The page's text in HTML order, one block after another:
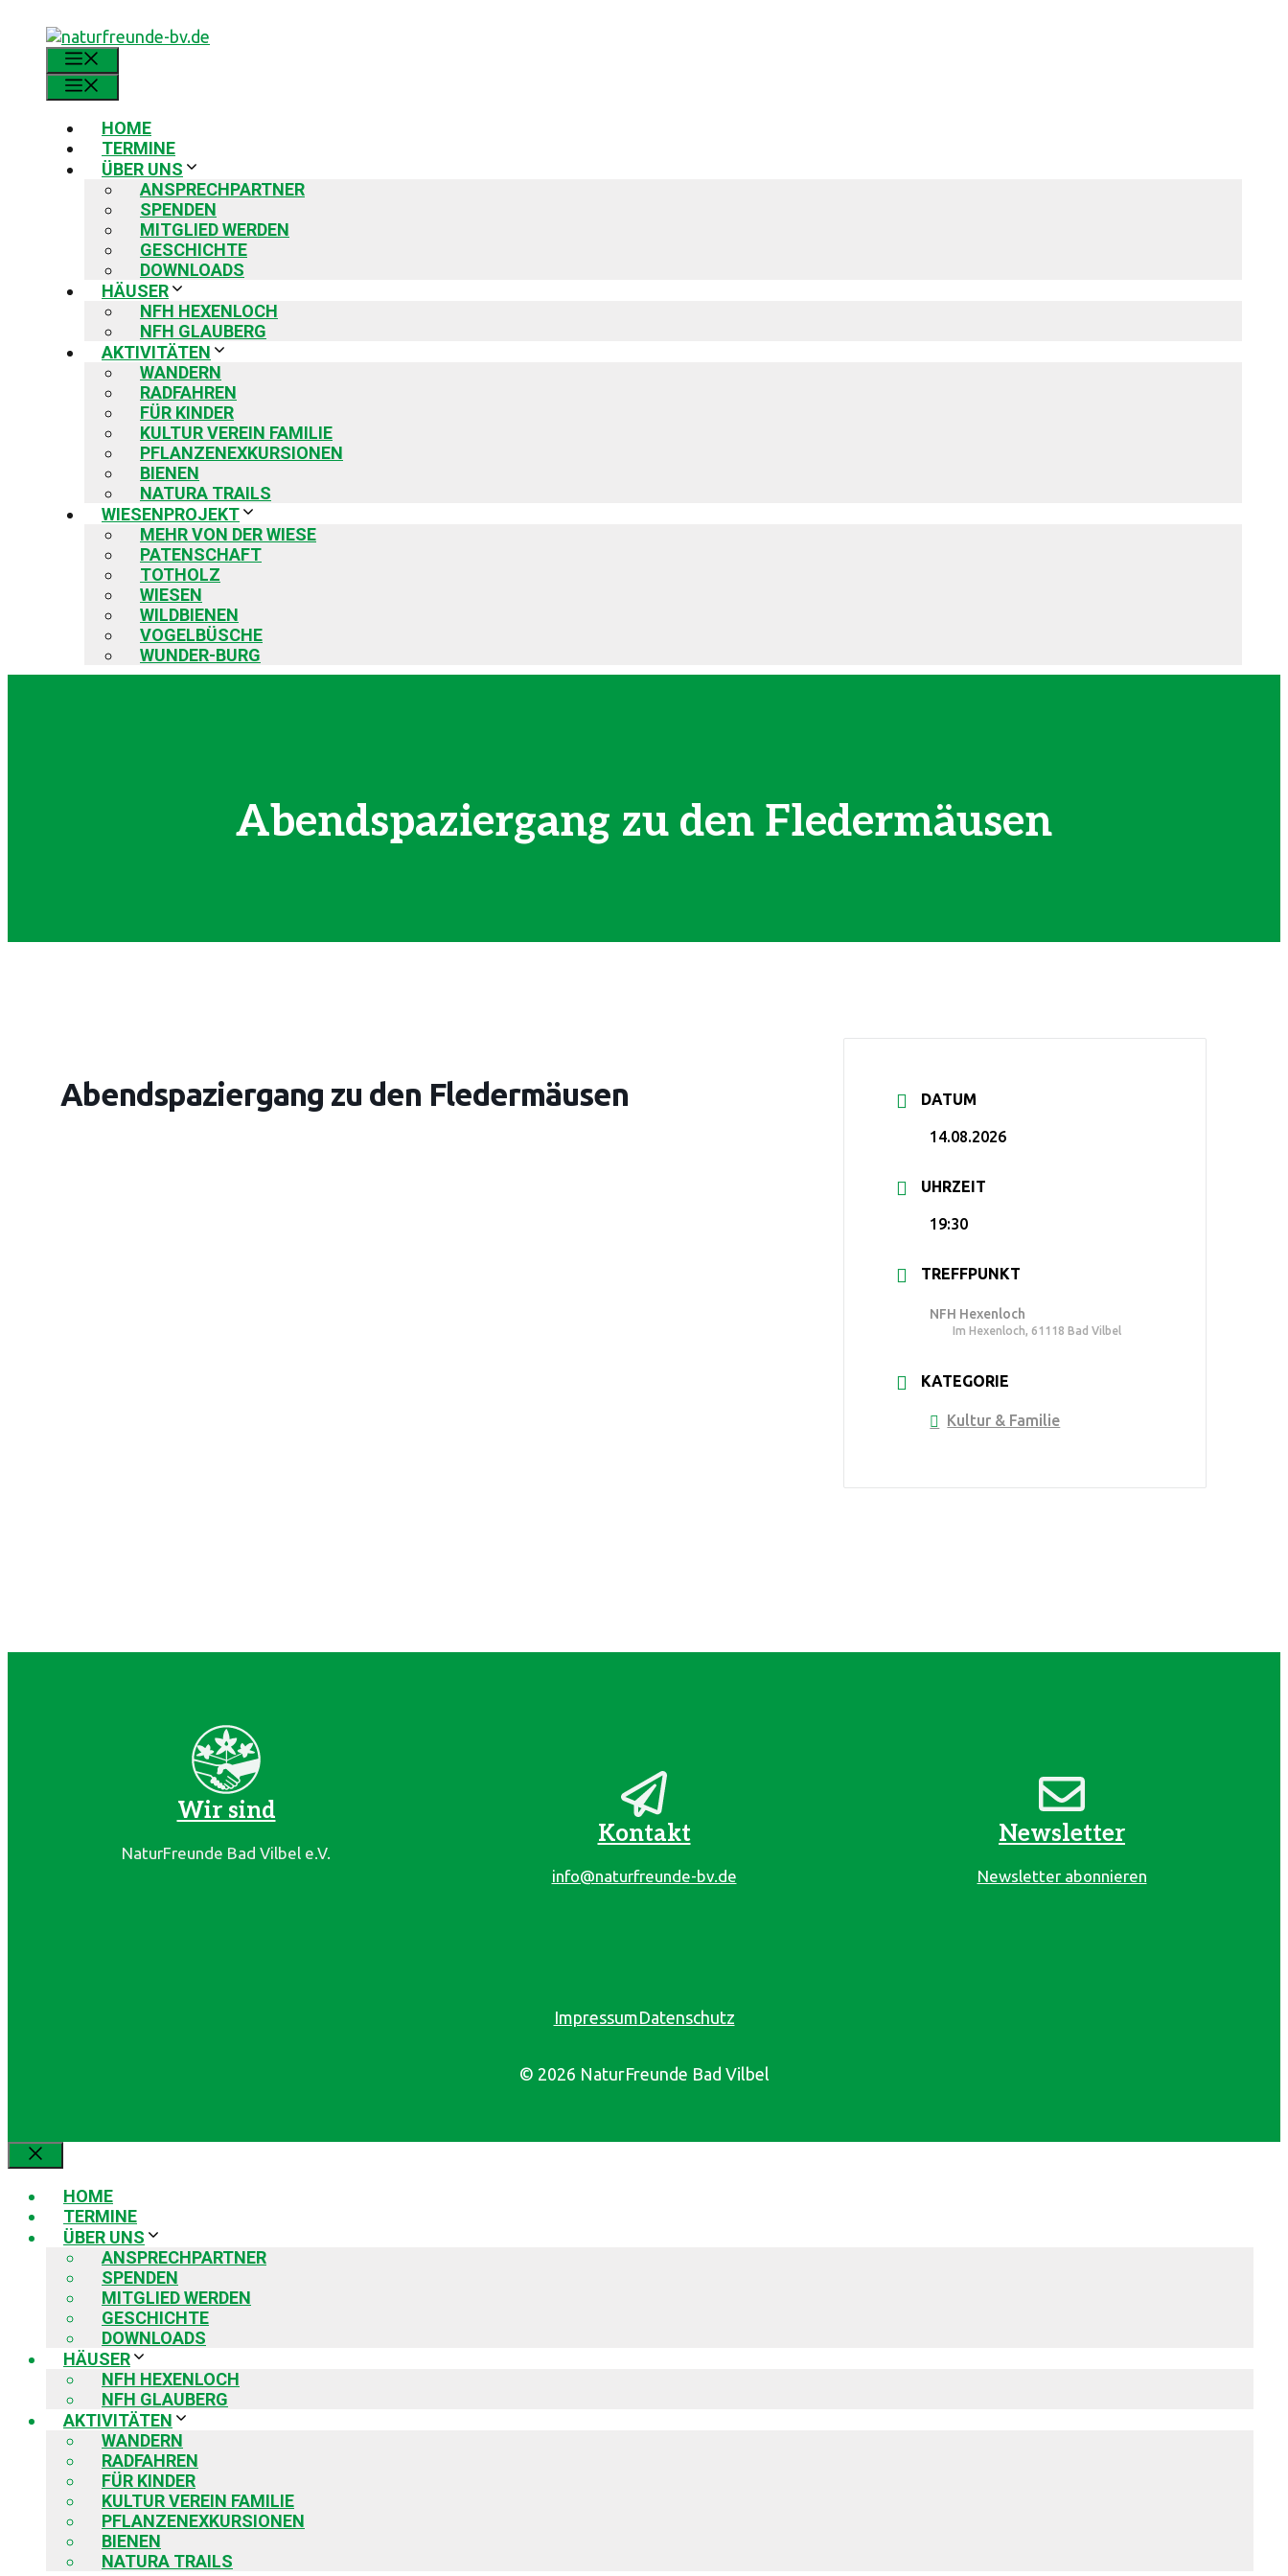
Inhalt
springen
HOME
TERMINE
ÜBER UNS
ANSPRECHPARTNER
SPENDEN
MITGLIED WERDEN
GESCHICHTE
DOWNLOADS
HÄUSER
NFH HEXENLOCH
NFH GLAUBERG
AKTIVITÄTEN
WANDERN
RADFAHREN
FÜR KINDER
KULTUR VEREIN FAMILIE
PFLANZENEXKURSIONEN
BIENEN
NATURA TRAILS
WIESENPROJEKT
MEHR VON DER WIESE
PATENSCHAFT
TOTHOLZ
WIESEN
WILDBIENEN
VOGELBÜSCHE
WUNDER-BURG
Abendspaziergang zu den Fledermäusen
Abendspaziergang zu den Fledermäusen DATUM
14.08.2026
UHRZEIT
19:30
TREFFPUNKT
NFH Hexenloch
Im Hexenloch, 61118 Bad Vilbel
KATEGORIE
Kultur & Familie
Wir sind
NaturFreunde Bad Vilbel e.V.
Kontakt
info@naturfreunde-bv.de
Newsletter
Newsletter abonnieren
ImpressumDatenschutz
© 2026 NaturFreunde Bad Vilbel
Schließen
HOME
TERMINE
ÜBER UNS
ANSPRECHPARTNER
SPENDEN
MITGLIED WERDEN
GESCHICHTE
DOWNLOADS
HÄUSER
NFH HEXENLOCH
NFH GLAUBERG
AKTIVITÄTEN
WANDERN
RADFAHREN
FÜR KINDER
KULTUR VEREIN FAMILIE
PFLANZENEXKURSIONEN
BIENEN
NATURA TRAILS